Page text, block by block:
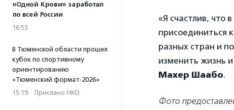
«Одной Крови» заработал
по всей России
16:53
В Тюменской области прошел
кубок по спортивному
ориентированию
«Тюменский формат-2026»
15:19 · Прислано НКО
«Я счастлив, что
присоединиться
разных стран и
изменить жизнь
Махер Шаабо.
Фото